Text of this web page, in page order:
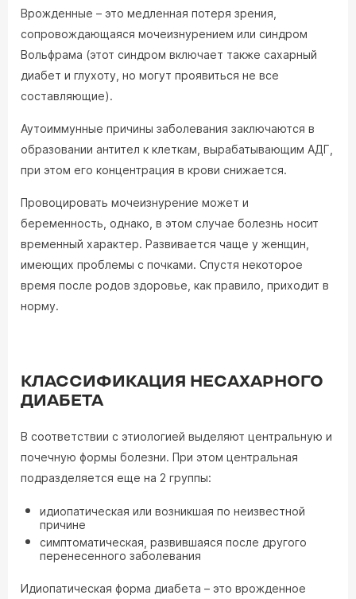
Врожденные – это медленная потеря зрения,
сопровождающаяся мочеизнурением или синдром
Вольфрама (этот синдром включает также сахарный
диабет и глухоту, но могут проявиться не все
составляющие).
Аутоиммунные причины заболевания заключаются в
образовании антител к клеткам, вырабатывающим АДГ,
при этом его концентрация в крови снижается.
Провоцировать мочеизнурение может и
беременность, однако, в этом случае болезнь носит
временный характер. Развивается чаще у женщин,
имеющих проблемы с почками. Спустя некоторое
время после родов здоровье, как правило, приходит в
норму.
КЛАССИФИКАЦИЯ НЕСАХАРНОГО
ДИАБЕТА
В соответствии с этиологией выделяют центральную и
почечную формы болезни. При этом центральная
подразделяется еще на 2 группы:
идиопатическая или возникшая по неизвестной
причине
симптоматическая, развившаяся после другого
перенесенного заболевания
Идиопатическая форма диабета – это врожденное